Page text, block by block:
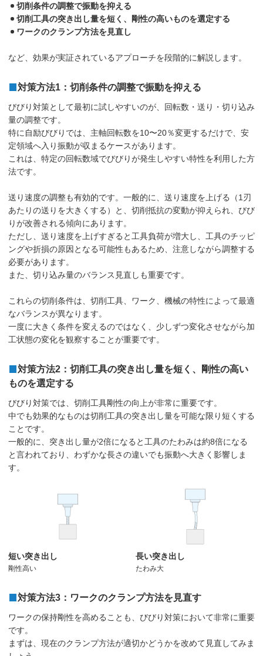
切削条件の調整で振動を抑える
切削工具の突き出し量を短く、剛性の高いものを選定する
ワークのクランプ方法を見直し
など、効果が実証されているアプローチを段階的に解説します。
対策方法1：切削条件の調整で振動を抑える
びびり対策として最初に試しやすいのが、回転数・送り・切り込み
量の調整です。
特に自励びびりでは、主軸回転数を10〜20％変更するだけで、安
定領域へ入り振動が収まるケースがあります。
これは、特定の回転数域でびびりが発生しやすい特性を利用した方
法です。
送り速度の調整も有効的です。一般的に、送り速度を上げる（1刃
あたりの送りを大きくする）と、切削抵抗の変動が抑えられ、びび
りが改善される傾向にあります。
ただし、送り速度を上げすぎると工具負荷が増大し、工具のチッピ
ングや折損の原因となる可能性もあるため、注意しながら調整する
必要があります。
また、切り込み量のバランス見直しも重要です。
これらの切削条件は、切削工具、ワーク、機械の特性によって最適
なバランスが異なります。
一度に大きく条件を変えるのではなく、少しずつ変化させながら加
工状態の変化を観察することが重要です。
対策方法2：切削工具の突き出し量を短く、剛性の高い
ものを選定する
びびり対策では、切削工具剛性の向上が非常に重要です。
中でも効果的なものは切削工具の突き出し量を可能な限り短くする
ことです。
一般的に、突き出し量が2倍になると工具のたわみは約8倍になる
と言われており、わずかな長さの違いでも振動へ大きく影響しま
す。
短い突き出し
剛性高い
長い突き出し
たわみ大
対策方法3：ワークのクランプ方法を見直す
ワークの保持剛性を高めることも、びびり対策において非常に重要
です。
まずは、現在のクランプ方法が適切かどうかを改めて見直してみま